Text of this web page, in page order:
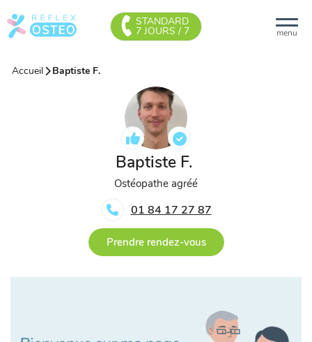
menu
STANDARD
7 JOURS / 7
Accueil Baptiste F.
Baptiste F.
Ostéopathe agréé
01 84 17 27 87
Prendre rendez-vous